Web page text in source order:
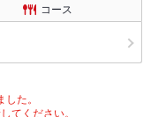
コース
た。
てください。